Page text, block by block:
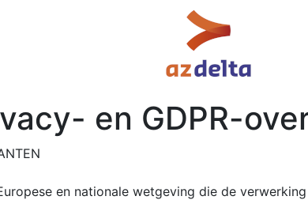
en GDPR-
en nationale wetgeving die de